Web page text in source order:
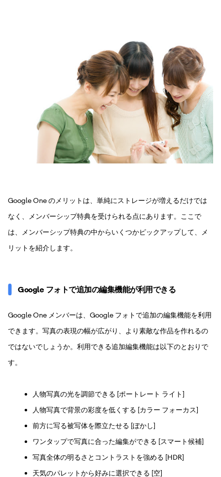
Google One のメリットは、単純にストレージが増えるだけでは
なく、メンバーシップ特典を受けられる点にあります。ここで
は、メンバーシップ特典の中からいくつかピックアップして、メ
リットを紹介します。
Google フォトで追加の編集機能が利用できる
Google One メンバーは、Google フォトで追加の編集機能を利用
できます。写真の表現の幅が広がり、より素敵な作品を作れるの
ではないでしょうか。利用できる追加編集機能は以下のとおりで
す。
人物写真の光を調節できる [ポートレート ライト]
人物写真で背景の彩度を低くする [カラー フォーカス]
前方に写る被写体を際立たせる [ぼかし]
ワンタップで写真に合った編集ができる [スマート候補]
写真全体の明るさとコントラストを強める [HDR]
天気のパレットから好みに選択できる [空]